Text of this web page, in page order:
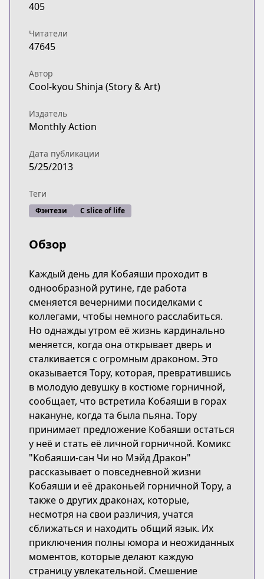
405
Читатели
47645
Автор
Cool-kyou Shinja (Story & Art)
Издатель
Monthly Action
Дата публикации
5/25/2013
Теги
Фэнтези С slice of life
Обзор
Каждый день для Кобаяши проходит в
однообразной рутине, где работа
сменяется вечерними посиделками с
коллегами, чтобы немного расслабиться.
Но однажды утром её жизнь кардинально
меняется, когда она открывает дверь и
сталкивается с огромным драконом. Это
оказывается Тору, которая, превратившись
в молодую девушку в костюме горничной,
сообщает, что встретила Кобаяши в горах
накануне, когда та была пьяна. Тору
принимает предложение Кобаяши остаться
у неё и стать её личной горничной. Комикс
"Кобаяши-сан Чи но Мэйд Дракон"
рассказывает о повседневной жизни
Кобаяши и её драконьей горничной Тору, а
также о других драконах, которые,
несмотря на свои различия, учатся
сближаться и находить общий язык. Их
приключения полны юмора и неожиданных
моментов, которые делают каждую
страницу увлекательной. Смешение